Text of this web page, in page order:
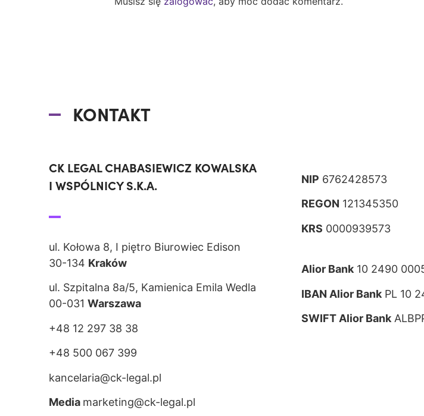
KONTAKT
CK LEGAL CHABASIEWICZ KOWALSKA
I WSPÓLNICY S.K.A.
ul. Kołowa 8, I piętro Biurowiec Edison
30-134 Kraków
ul. Szpitalna 8a/5, Kamienica Emila Wedla
00-031 Warszawa
+48 12 297 38 38
+48 500 067 399
kancelaria@ck-legal.pl
Media marketing@ck-legal.pl
NIP 6762428573
REGON 121345350
KRS 0000939573
Alior Bank 10 2490
IBAN Alior Bank PL 10
SWIFT Alior Bank